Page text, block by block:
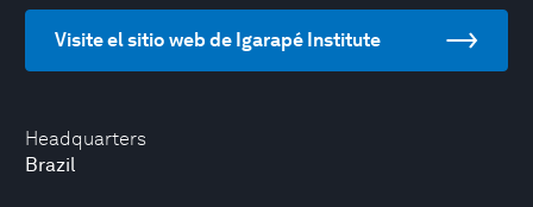
Headquarters
Brazil
Visite el sitio web de Igarapé Institute